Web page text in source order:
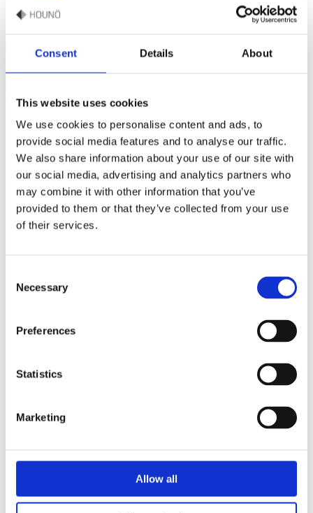
Consent Details About
This website uses cookies
We use cookies to personalise content and ads, to
provide social media features and to analyse our traffic.
We also share information about your use of our site with
our social media, advertising and analytics partners who
may combine it with other information that you’ve
provided to them or that they’ve collected from your use
of their services.
Selection
Necessary
Preferences
Statistics
Marketing
Allow all
01
Fleksible løsninger - CombiSlim
Fleksible løsninger –
CombiSlim
Udforsk vores fleksible løsninger, der passer netop til dine behov og
optimerer din daglige arbejdsgang.
Invoq Combi & Hybrid
Invoq miniCombi
HOUNÖ ovn plejeprodukter
Kombi bruger
Manualer